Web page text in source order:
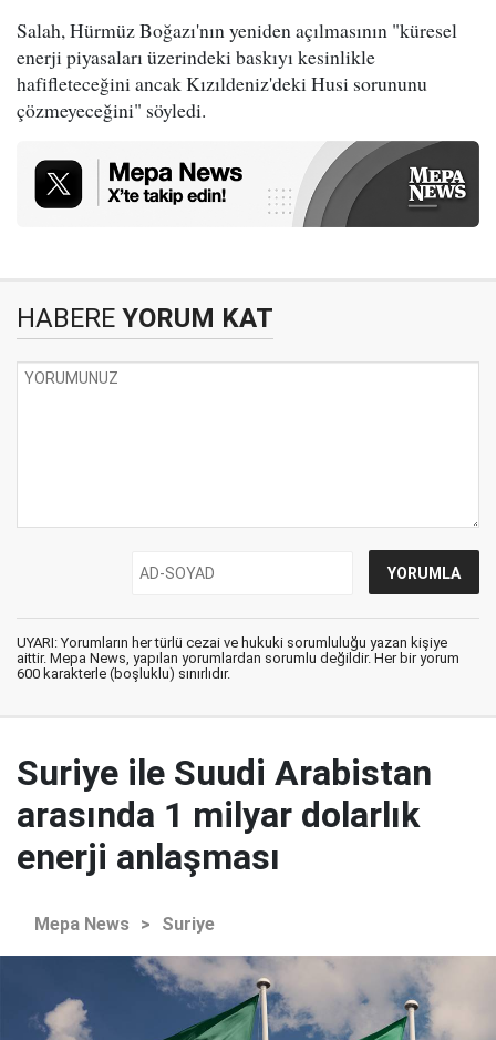
Salah, Hürmüz Boğazı'nın yeniden açılmasının "küresel
enerji piyasaları üzerindeki baskıyı kesinlikle
hafifleteceğini ancak Kızıldeniz'deki Husi sorununu
çözmeyeceğini" söyledi.
HABERE YORUM KAT
UYARI: Yorumların her türlü cezai ve hukuki sorumluluğu yazan kişiye
aittir. Mepa News, yapılan yorumlardan sorumlu değildir. Her bir yorum
600 karakterle (boşluklu) sınırlıdır.
Suriye ile Suudi Arabistan
arasında 1 milyar dolarlık
enerji anlaşması
Mepa News > Suriye